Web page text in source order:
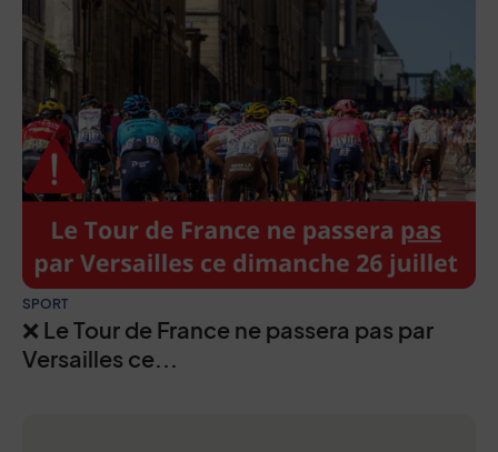
SPORT
❌ Le Tour de France ne passera pas par
Versailles ce...